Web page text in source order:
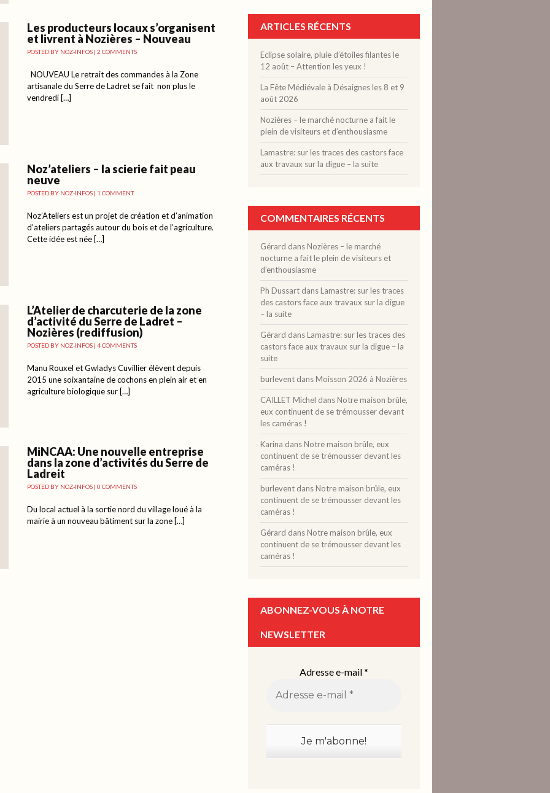
Les producteurs locaux s’organisent
et livrent à Nozières – Nouveau
POSTED BY NOZ-INFOS | 2 COMMENTS
NOUVEAU Le retrait des commandes à la Zone
artisanale du Serre de Ladret se fait non plus le
vendredi […]
Noz’ateliers – la scierie fait peau
neuve
POSTED BY NOZ-INFOS | 1 COMMENT
Noz’Ateliers est un projet de création et d’animation
d’ateliers partagés autour du bois et de l’agriculture.
Cette idée est née […]
L’Atelier de charcuterie de la zone
d’activité du Serre de Ladret –
Nozières (rediffusion)
POSTED BY NOZ-INFOS | 4 COMMENTS
Manu Rouxel et Gwladys Cuvillier élèvent depuis
2015 une soixantaine de cochons en plein air et en
agriculture biologique sur […]
MiNCAA: Une nouvelle entreprise
dans la zone d’activités du Serre de
Ladreit
POSTED BY NOZ-INFOS | 0 COMMENTS
Du local actuel à la sortie nord du village loué à la
mairie à un nouveau bâtiment sur la zone […]
ARTICLES RÉCENTS
Eclipse solaire, pluie d’étoiles filantes le
12 août – Attention les yeux !
La Fête Médiévale à Désaignes les 8 et 9
août 2026
Nozières – le marché nocturne a fait le
plein de visiteurs et d’enthousiasme
Lamastre: sur les traces des castors face
aux travaux sur la digue – la suite
COMMENTAIRES RÉCENTS
Gérard dansNozières – le marché
nocturne a fait le plein de visiteurs et
d’enthousiasme
Ph Dussart dansLamastre: sur les traces
des castors face aux travaux sur la digue
– la suite
Gérard dansLamastre: sur les traces des
castors face aux travaux sur la digue – la
suite
burlevent dansMoisson 2026 à Nozières
CAILLET Michel dansNotre maison brûle,
eux continuent de se trémousser devant
les caméras !
Karina dansNotre maison brûle, eux
continuent de se trémousser devant les
caméras !
burlevent dansNotre maison brûle, eux
continuent de se trémousser devant les
caméras !
Gérard dansNotre maison brûle, eux
continuent de se trémousser devant les
caméras !
ABONNEZ-VOUS À NOTRE
NEWSLETTER
Adresse e-mail*